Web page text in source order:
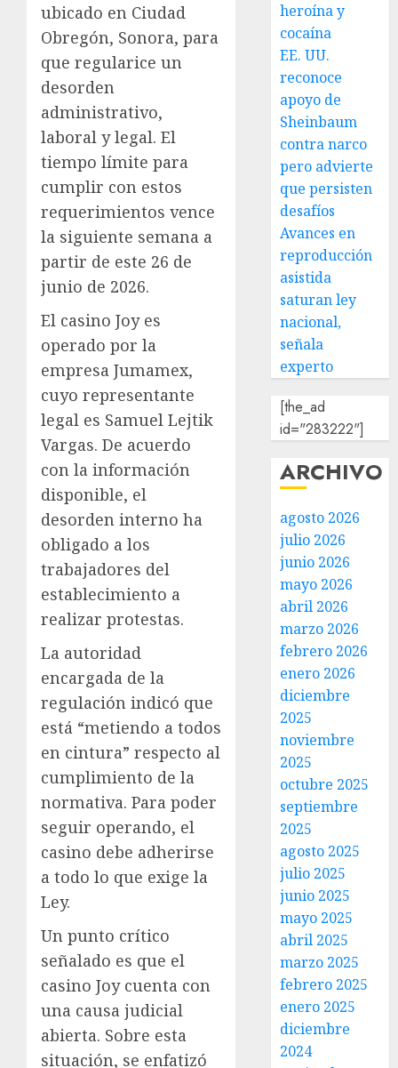
ubicado en Ciudad
Obregón, Sonora, para
que regularice un
desorden
administrativo,
laboral y legal. El
tiempo límite para
cumplir con estos
requerimientos vence
la siguiente semana a
partir de este 26 de
junio de 2026.
El casino Joy es
operado por la
empresa Jumamex,
cuyo representante
legal es Samuel Lejtik
Vargas. De acuerdo
con la información
disponible, el
desorden interno ha
obligado a los
trabajadores del
establecimiento a
realizar protestas.
La autoridad
encargada de la
regulación indicó que
está “metiendo a todos
en cintura” respecto al
cumplimiento de la
normativa. Para poder
seguir operando, el
casino debe adherirse
a todo lo que exige la
Ley.
Un punto crítico
señalado es que el
casino Joy cuenta con
una causa judicial
abierta. Sobre esta
situación, se enfatizó
heroína y
cocaína
EE. UU.
reconoce
apoyo de
Sheinbaum
contra narco
pero advierte
que persisten
desafíos
Avances en
reproducción
asistida
saturan ley
nacional,
señala
experto
[the_ad
id="283222"]
ARCHIVO
agosto 2026
julio 2026
junio 2026
mayo 2026
abril 2026
marzo 2026
febrero 2026
enero 2026
diciembre
2025
noviembre
2025
octubre 2025
septiembre
2025
agosto 2025
julio 2025
junio 2025
mayo 2025
abril 2025
marzo 2025
febrero 2025
enero 2025
diciembre
2024